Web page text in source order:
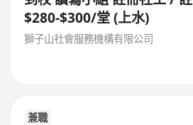
$280-$300/堂 (上水)
獅子山社會服務機構有限公司
兼職